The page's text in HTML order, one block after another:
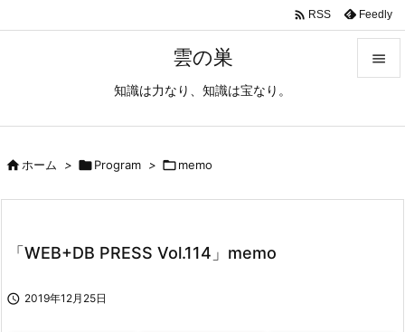
雲の巣
知識は力なり、知識は宝なり。

 RSS Feedly
ホーム > Program > memo
「WEB+DB PRESS Vol.114」memo
 2019年12月25日